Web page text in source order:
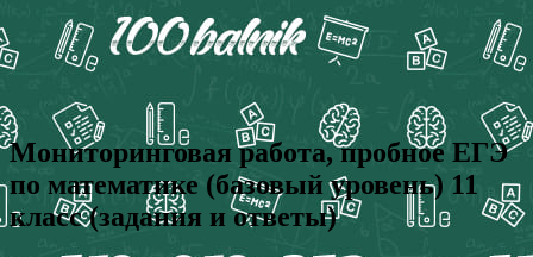
Мониторинговая работа, пробное ЕГЭ
по математике (базовый уровень) 11
класс (задания и ответы)